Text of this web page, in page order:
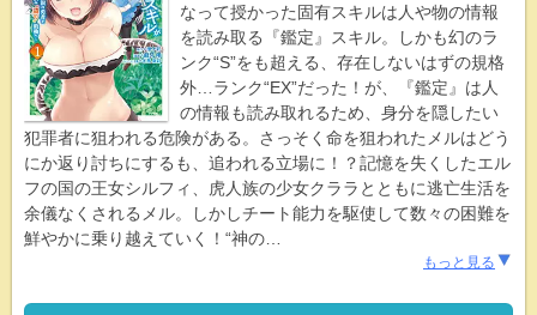
なって授かった固有スキルは人や物の情報
を読み取る『鑑定』スキル。しかも幻のラ
ンク“S”をも超える、存在しないはずの規格
外…ランク“EX”だった！が、『鑑定』は人
の情報も読み取れるため、身分を隠したい
犯罪者に狙われる危険がある。さっそく命を狙われたメルはどう
にか返り討ちにするも、追われる立場に！？記憶を失くしたエル
フの国の王女シルフィ、虎人族の少女クララとともに逃亡生活を
余儀なくされるメル。しかしチート能力を駆使して数々の困難を
鮮やかに乗り越えていく！“神の
もっと見る